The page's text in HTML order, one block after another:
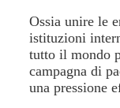
Ossia unire le
istituzioni
tutto il mondo
campagna di
una pressione